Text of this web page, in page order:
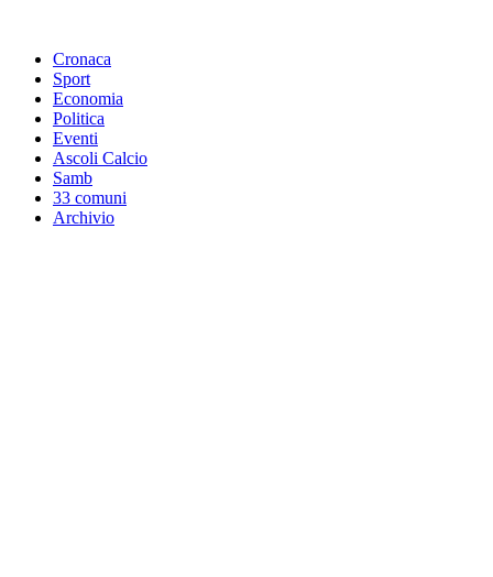
Cronaca
Sport
Economia
Politica
Eventi
Ascoli Calcio
Samb
33 comuni
Archivio